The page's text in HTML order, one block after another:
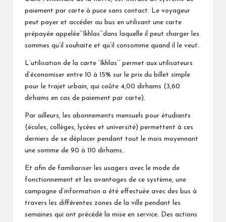
paiement par carte à puce sans contact. Le voyageur
peut payer et accéder au bus en utilisant une carte
prépayée appelée’’Ikhlas’’dans laquelle il peut charger les
sommes qu’il souhaite et qu’il consomme quand il le veut.
L’utilisation de la carte ’Ikhlas’’ permet aux utilisateurs
d’économiser entre 10 à 15% sur le prix du billet simple
pour le trajet urbain, qui coûte 4,00 dirhams (3,60
dirhams en cas de paiement par carte).
Par ailleurs, les abonnements mensuels pour étudiants
(écoles, collèges, lycées et université) permettent à ces
derniers de se déplacer pendant tout le mois moyennant
une somme de 90 à 110 dirhams.
Et afin de familiariser les usagers avec le mode de
fonctionnement et les avantages de ce système, une
campagne d’information a été effectuée avec des bus à
travers les différentes zones de la ville pendant les
semaines qui ont précédé la mise en service. Des actions